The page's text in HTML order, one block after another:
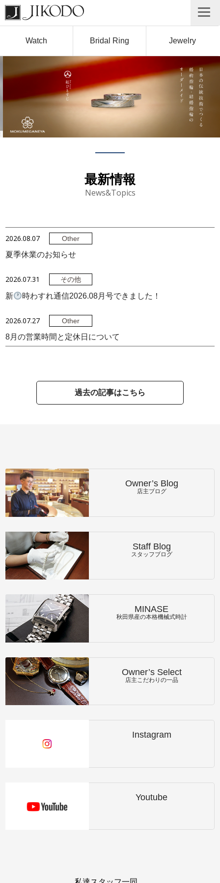
Watch Bridal Ring Jewelry
最新情報
News&Topics
2026.08.07 Other
夏季休業のお知らせ
2026.07.31 その他
新 時わすれ通信2026.08月号できました！
2026.07.27 Other
8月の営業時間と定休日について
過去の記事はこちら
Owner’s Blog
店主ブログ
Staff Blog
スタッフブログ
MINASE
秋田県産の本格機械式時計
Owner’s Select
店主こだわりの一品
Instagram
Youtube